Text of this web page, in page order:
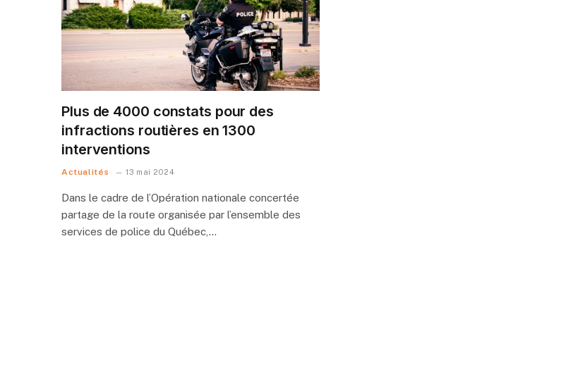
Plus de 4000 constats pour des
infractions routières en 1300
interventions
Actualités 13 mai 2024
Dans le cadre de l’Opération nationale concertée
partage de la route organisée par l’ensemble des
services de police du Québec,…